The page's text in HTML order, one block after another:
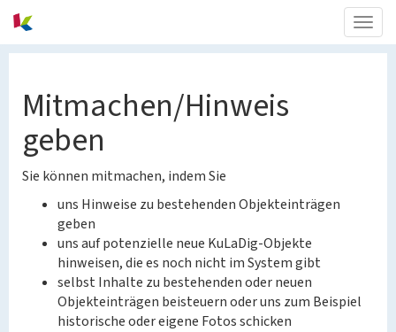
Mitmachen/Hinweis
geben
Sie können mitmachen, indem Sie
uns Hinweise zu bestehenden Objekteinträgen
geben
uns auf potenzielle neue KuLaDig-Objekte
hinweisen, die es noch nicht im System gibt
selbst Inhalte zu bestehenden oder neuen
Objekteinträgen beisteuern oder uns zum Beispiel
historische oder eigene Fotos schicken